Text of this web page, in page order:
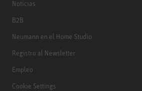
Noticias
B2B
Neumann en el Home Studio
Registro al Newsletter
Empleo
Cookie Settings